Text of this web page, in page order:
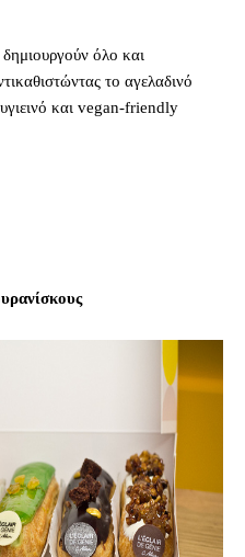
όλο και
το αγελαδινό
και vegan-friendly